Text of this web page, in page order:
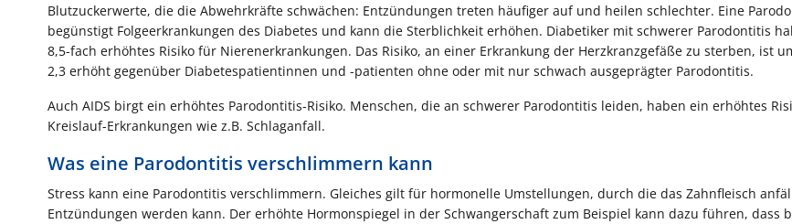
Blutzuckerwerte, die die Abwehrkräfte schwächen: Entzündungen treten häufiger auf und heilen schlechter. Eine
begünstigt Folgeerkrankungen des Diabetes und kann die Sterblichkeit erhöhen. Diabetiker mit schwerer Parodontitis
8,5-fach erhöhtes Risiko für Nierenerkrankungen. Das Risiko, an einer Erkrankung der Herzkranzgefäße zu sterben, ist
2,3 erhöht gegenüber Diabetespatientinnen und -patienten ohne oder mit nur schwach ausgeprägter Parodontitis.
Auch AIDS birgt ein erhöhtes Parodontitis-Risiko. Menschen, die an schwerer Parodontitis leiden, haben ein erhöhtes
Kreislauf-Erkrankungen wie z.B. Schlaganfall.
Was eine Parodontitis verschlimmern kann
Stress kann eine Parodontitis verschlimmern. Gleiches gilt für hormonelle Umstellungen, durch die das Zahnfleisch
Entzündungen werden kann. Der erhöhte Hormonspiegel in der Schwangerschaft zum Beispiel kann dazu führen, dass